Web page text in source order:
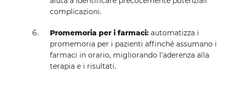
complicazioni.
Promemoria per i farmaci: automatizza i
promemoria per i pazienti affinché assumano i
farmaci in orario, migliorando l'aderenza alla
terapia e i risultati.